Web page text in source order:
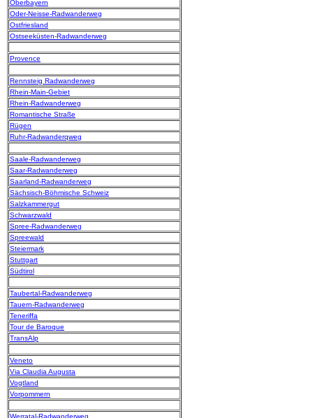
Oberbayern
Oder-Neisse-Radwanderweg
Ostfriesland
Ostseeküsten-Radwanderweg
Provence
Rennsteig Radwanderweg
Rhein-Main-Gebiet
Rhein-Radwanderweg
Romantische Straße
Rügen
Ruhr-Radwanderqweg
Saale-Radwanderweg
Saar-Radwanderweg
Saarland-Radwanderweg
Sächsisch-Böhmische Schweiz
Salzkammergut
Schwarzwald
Spree-Radwanderweg
Spreewald
Steiermark
Stuttgart
Südtirol
Taubertal-Radwanderweg
Tauern-Radwanderweg
Teneriffa
Tour de Baroque
TransAlp
Veneto
Via Claudia Augusta
Vogtland
Vorpommern
Werratal-Radwanderweg